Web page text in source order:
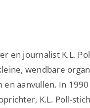
en journalist K.L.
wendbare
en aanvullen. In
K.L. Poll-